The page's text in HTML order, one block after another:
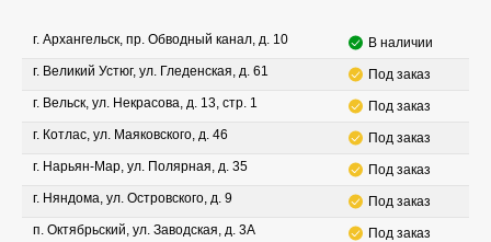
г. Архангельск, пр. Обводный канал, д. 10
В наличии
г. Великий Устюг, ул. Гледенская, д. 61
Под заказ
г. Вельск, ул. Некрасова, д. 13, стр. 1
Под заказ
г. Котлас, ул. Маяковского, д. 46
Под заказ
г. Нарьян-Мар, ул. Полярная, д. 35
Под заказ
г. Няндома, ул. Островского, д. 9
Под заказ
п. Октябрьский, ул. Заводская, д. 3А
Под заказ